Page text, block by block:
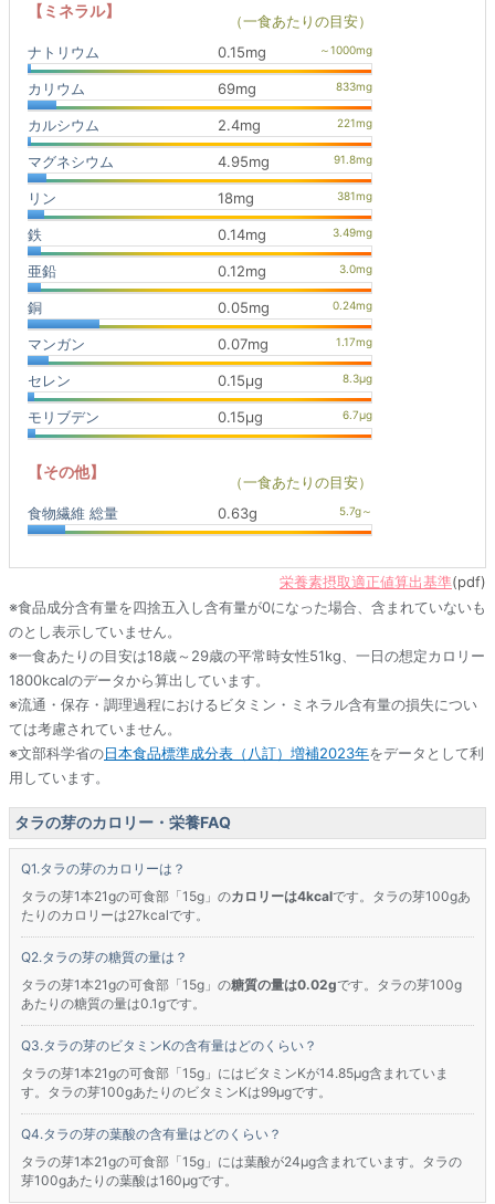
【ミネラル】
（一食あたりの目安）
ナトリウム
0.15mg
カリウム 69mg
カルシウム 2.4mg
マグネシウム 4.95mg
リン 18mg
鉄 0.14mg
亜鉛 0.12mg
銅 0.05mg
マンガン 0.07mg
セレン 0.15μg
モリブデン 0.15μg
【その他】
（一食あたりの目安）
食物繊維 総量
0.63g
栄養素摂取適正値算出基準(pdf)
※食品成分含有量を四捨五入し含有量が0になった場合、含まれていないも
のとし表示していません。
※一食あたりの目安は18歳～29歳の平常時女性51kg、一日の想定カロリー
1800kcalのデータから算出しています。
※流通・保存・調理過程におけるビタミン・ミネラル含有量の損失につい
ては考慮されていません。
※文部科学省の日本食品標準成分表（八訂）増補2023年をデータとして利
用しています。
タラの芽のカロリー・栄養FAQ
タラの芽のカロリーは？
タラの芽1本21gの可食部「15g」のカロリーは4kcalです。タラの芽100gあ
たりのカロリーは27kcalです。
タラの芽の糖質の量は？
タラの芽1本21gの可食部「15g」の糖質の量は0.02gです。タラの芽100g
あたりの糖質の量は0.1gです。
タラの芽のビタミンKの含有量はどのくらい？
タラの芽1本21gの可食部「15g」にはビタミンKが14.85μg含まれていま
す。タラの芽100gあたりのビタミンKは99μgです。
タラの芽の葉酸の含有量はどのくらい？
タラの芽1本21gの可食部「15g」には葉酸が24μg含まれています。タラの
芽100gあたりの葉酸は160μgです。